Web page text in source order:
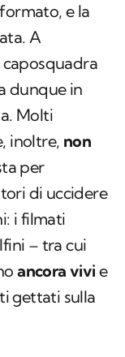
e la
A
dunque in
Molti
inoltre, non
per
di uccidere
i filmati
– tra cui
ancora vivi e
gettati sulla